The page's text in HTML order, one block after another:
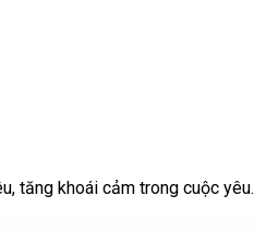
thế
, tăng khoái cảm trong cuộc yêu.